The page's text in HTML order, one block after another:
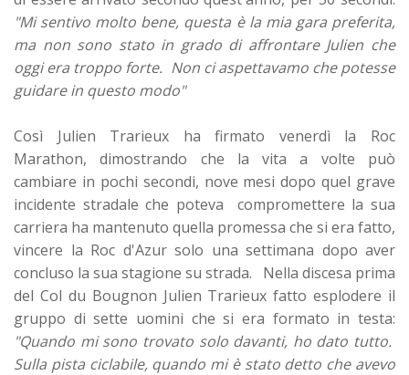
"Mi sentivo molto bene, questa è la mia gara preferita,
ma non sono stato in grado di affrontare Julien che
oggi era troppo forte. Non ci aspettavamo che potesse
guidare in questo modo"
Così Julien Trarieux ha firmato venerdì la Roc
Marathon, dimostrando che la vita a volte può
cambiare in pochi secondi, nove mesi dopo quel grave
incidente stradale che poteva compromettere la sua
carriera ha mantenuto quella promessa che si era fatto,
vincere la Roc d'Azur solo una settimana dopo aver
concluso la sua stagione su strada. Nella discesa prima
del Col du Bougnon Julien Trarieux fatto esplodere il
gruppo di sette uomini che si era formato in testa:
"Quando mi sono trovato solo davanti, ho dato tutto.
Sulla pista ciclabile, quando mi è stato detto che avevo